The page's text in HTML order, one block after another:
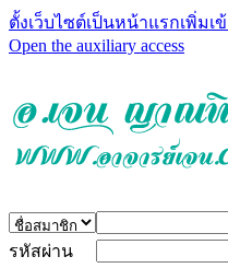
ตั้งเว็บไซต์เป็นหน้าแรกเพิ่มเ
Open the auxiliary access
รหัสผ่าน